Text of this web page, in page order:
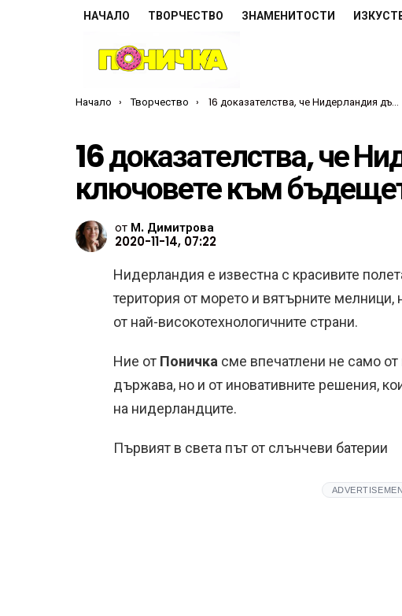
НАЧАЛО ТВОРЧЕСТВО ЗНАМЕНИТОСТИ
Ти си тук:
Начало Творчество 16 доказателства, че Нидерландия държи ключовете към бъдещето
16 доказателства, че
ключовете към
от М. Димитрова
2020-11-14, 07:22
Нидерландия е известна с красивите
територия от морето и вятърните мелници,
от най-високотехнологичните страни.
Ние от Поничка сме впечатлени не само от
държава, но и от иновативните решения,
на нидерландците.
Първият в света път от слънчеви батерии